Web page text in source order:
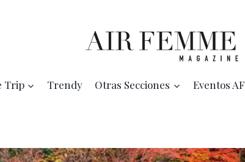
Trip Trendy Otras Secciones Eventos AF